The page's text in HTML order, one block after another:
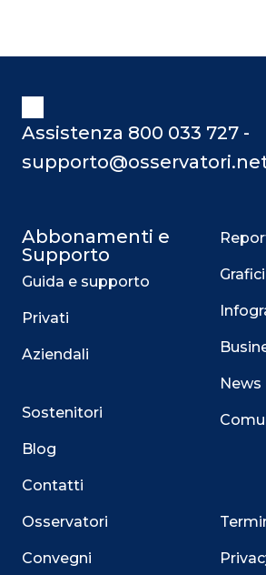
Assistenza 800 033 727 -
Abbonamenti e
Supporto
Guida e supporto
Privati
Aziendali
Sostenitori
Blog
Contatti
Osservatori
Convegni
Grafici
News